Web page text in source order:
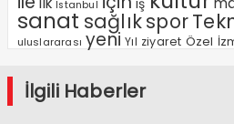
Istanbul iş
sanat sağlıkspor
uluslararası yeni Yıl ziyaret Özel
İlgili Haberler